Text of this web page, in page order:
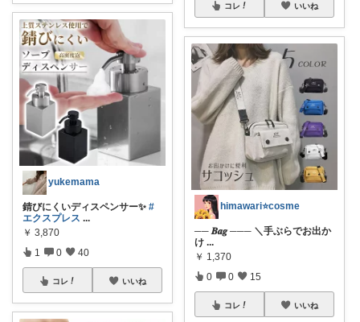
yukemama
錆びにくいディスペンサー✨ #
エクスプレス ...
￥ 3,870
1 0 40
コレ いいね
コレ いいね
himawari⭐cosme
── 𝑩𝒂𝒈 ─── ＼手ぶらでお出か
け ...
￥ 1,370
0 0 15
コレ いいね